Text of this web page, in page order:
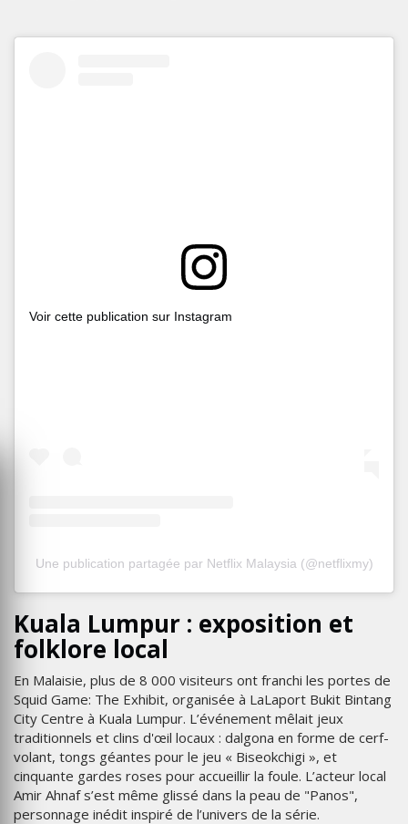
Voir cette publication sur Instagram
Une publication partagée par Netflix Malaysia (@netflixmy)
Kuala Lumpur : exposition et
folklore local
En Malaisie, plus de 8 000 visiteurs ont franchi les portes de
Squid Game: The Exhibit, organisée à LaLaport Bukit Bintang
City Centre à Kuala Lumpur. L’événement mêlait jeux
traditionnels et clins d'œil locaux : dalgona en forme de cerf-
volant, tongs géantes pour le jeu « Biseokchigi », et
cinquante gardes roses pour accueillir la foule. L’acteur local
Amir Ahnaf s’est même glissé dans la peau de "Panos",
personnage inédit inspiré de l’univers de la série.